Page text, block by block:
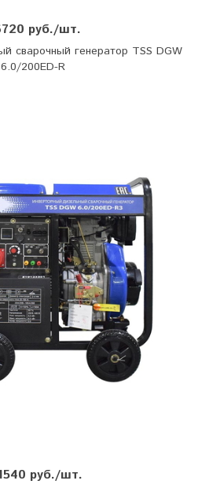
руб./шт.
сварочный генератор TSS DGW
6.0/200ED-R
руб./шт.